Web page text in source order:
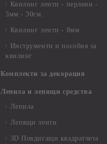
Квилинг ленти - перлени -
3мм - 30см.
Квилинг ленти - 8мм
Инструменти и пособия за
квилинг
Комплекти за декорация
Лепила и лепящи средства
Лепила
Лепящи ленти
3D Повдигащи квадратчета